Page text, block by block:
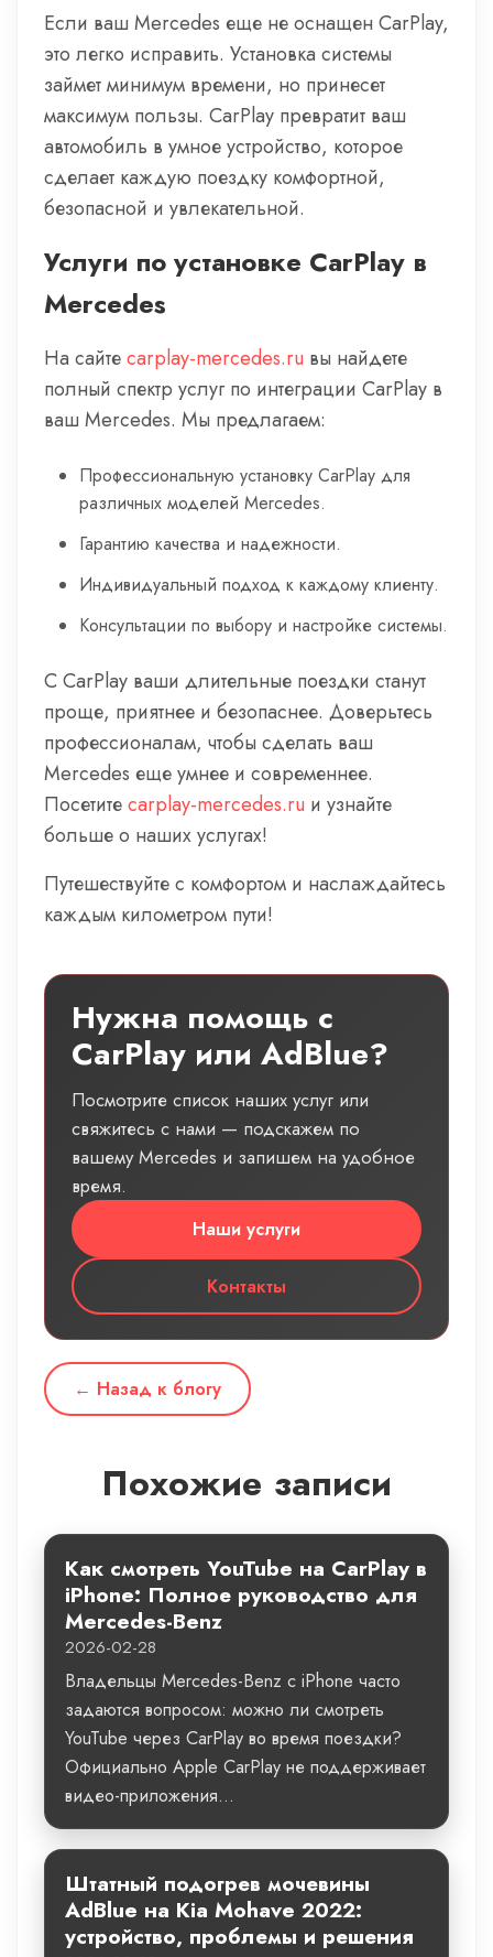
Если ваш Mercedes еще не оснащен CarPlay,
это легко исправить. Установка системы
займет минимум времени, но принесет
максимум пользы. CarPlay превратит ваш
автомобиль в умное устройство, которое
сделает каждую поездку комфортной,
безопасной и увлекательной.
Услуги по установке CarPlay в
Mercedes
На сайтеcarplay-mercedes.ru вы найдете
полный спектр услуг по интеграции CarPlay в
ваш Mercedes. Мы предлагаем:
Профессиональную установку CarPlay для
различных моделей Mercedes.
Гарантию качества и надежности.
Индивидуальный подход к каждому клиенту.
Консультации по выбору и настройке системы.
С CarPlay ваши длительные поездки станут
проще, приятнее и безопаснее. Доверьтесь
профессионалам, чтобы сделать ваш
Mercedes еще умнее и современнее.
Посетитеcarplay-mercedes.ru и узнайте
больше о наших услугах!
Путешествуйте с комфортом и наслаждайтесь
каждым километром пути!
Нужна помощь с
CarPlay или AdBlue?
Посмотрите список наших услуг или
свяжитесь с нами — подскажем по
вашему Mercedes и запишем на удобное
время.
Наши услуги
Контакты
← Назад к блогу
Похожие записи
Как смотреть YouTube на CarPlay в
iPhone: Полное руководство для
Mercedes-Benz
2026-02-28
Владельцы Mercedes-Benz с iPhone часто
задаются вопросом: можно ли смотреть
YouTube через CarPlay во время поездки?
Официально Apple CarPlay не поддерживает
видео-приложения...
Штатный подогрев мочевины
AdBlue на Kia Mohave 2022:
устройство, проблемы и решения